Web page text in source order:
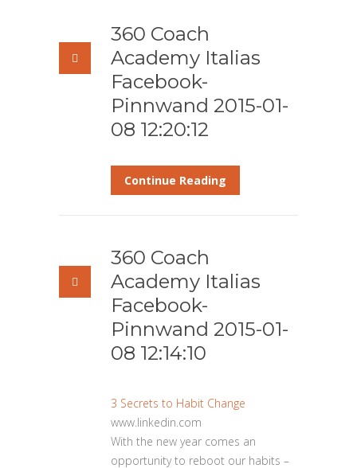
360 Coach
Academy Italias
Facebook-
Pinnwand 2015-01-
08 12:20:12
Continue Reading
360 Coach
Academy Italias
Facebook-
Pinnwand 2015-01-
08 12:14:10
3 Secrets to Habit Change
www.linkedin.com
With the new year comes an
opportunity to reboot our habits –